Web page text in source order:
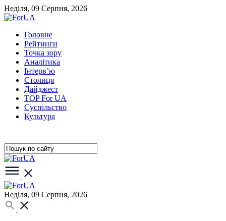
Неділя, 09 Серпня, 2026
Головне
Рейтинги
Точка зору
Аналітика
Інтерв’ю
Столиця
Дайджест
TOP For UA
Суспiльство
Культура
Неділя, 09 Серпня, 2026